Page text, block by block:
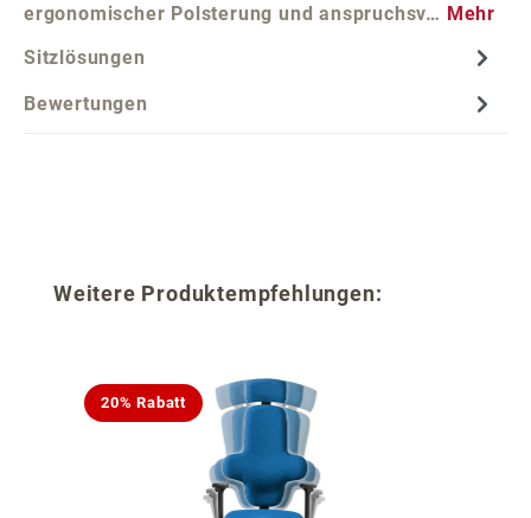
ergonomischer Polsterung und anspruchsv… Mehr
Sitzlösungen
Bewertungen
Produktgalerie überspringen
Weitere Produktempfehlungen:
20% Rabatt